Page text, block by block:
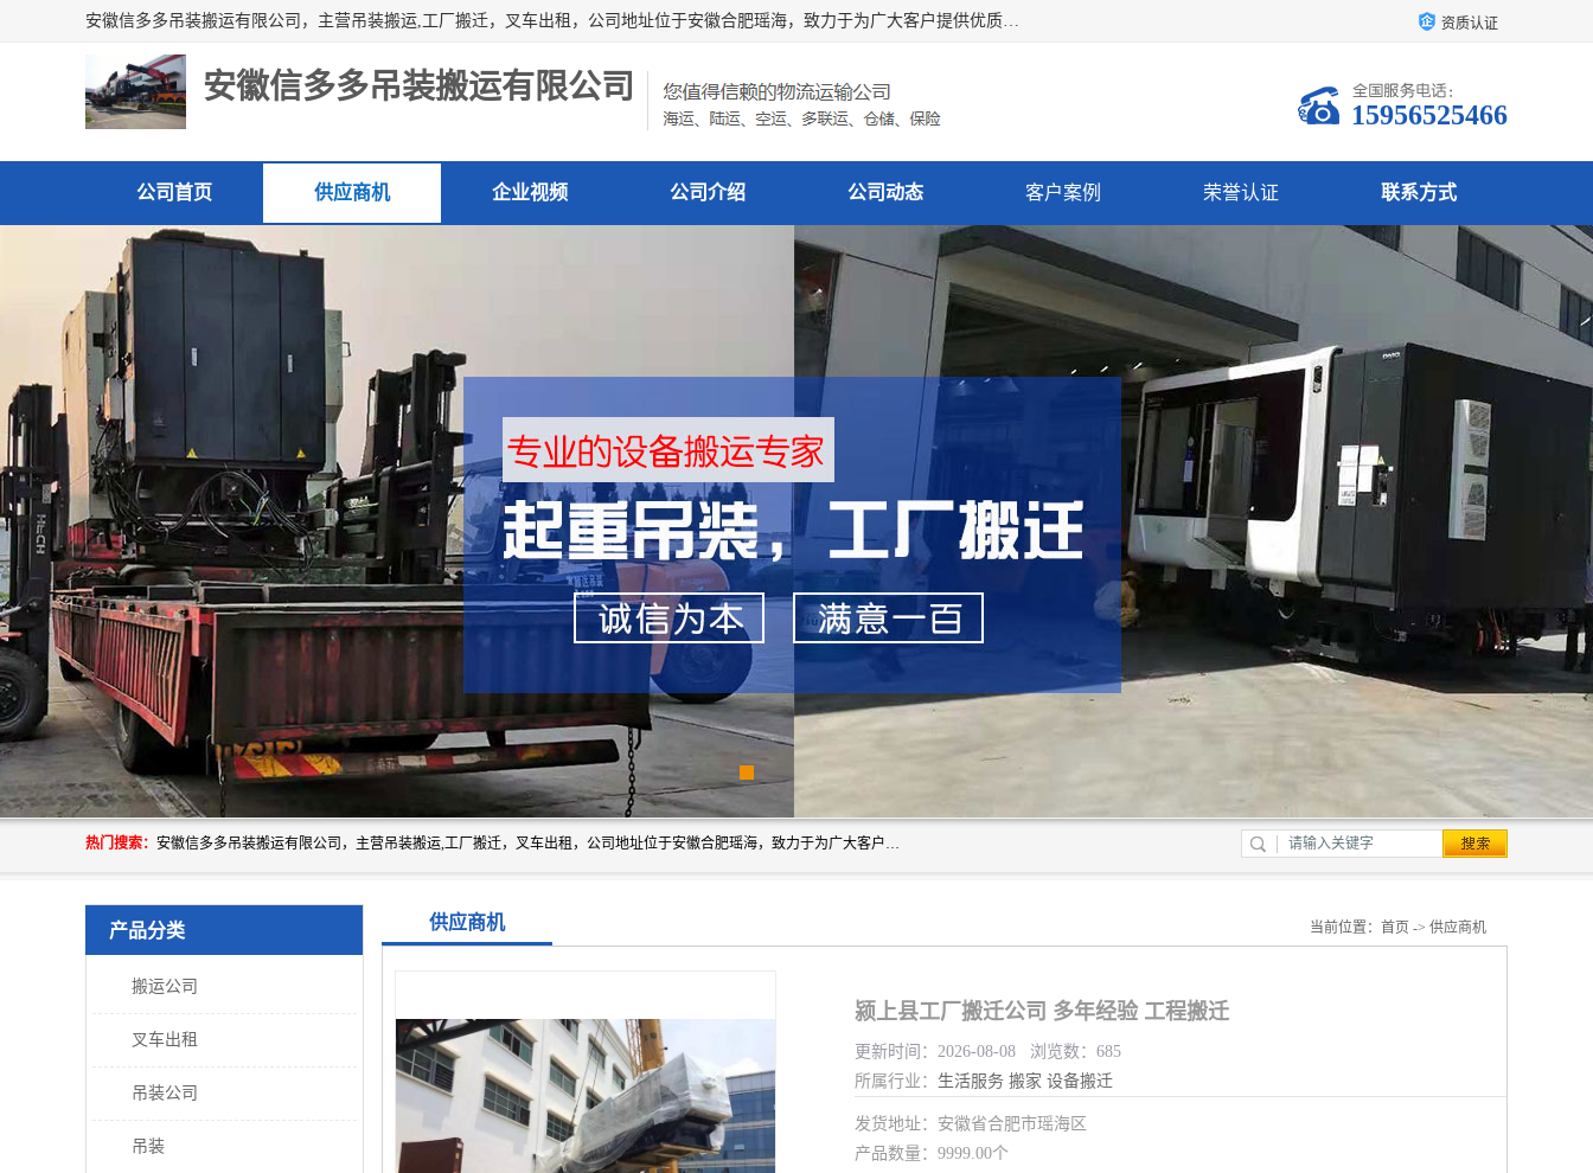
安徽信多多吊装搬运有限公司，主营吊装搬运,工厂搬迁，叉车出租，公司地址位于安徽合肥瑶海，致力于为广大客户提供优质的产品/服务，如果您对我公司的产品服务感兴趣，请联系[安徽信多多吊装搬运有限公司]，期待您的来电。 资质认证
安徽信多多吊装搬运有限公司
15956525466
公司首页 供应商机 企业视频 公司介绍 公司动态 客户案例 荣誉认证 联系方式
热门搜索： 安徽信多多吊装搬运有限公司，主营吊装搬运,工厂搬迁，叉车出租，公司地址位于安徽合肥瑶海，致力于为广大客户提供优质的产品/服务，如果您对我公司的产品服务感兴趣，请联系[安徽信多多吊装搬运有限公司]，期待您的来电。
产品分类
搬运公司
叉车出租
吊装公司
吊装
供应商机 当前位置： 首页 -> 供应商机
颍上县工厂搬迁公司 多年经验 工程搬迁
更新时间：2026-08-08 浏览数：685
所属行业： 生活服务 搬家 设备搬迁
发货地址：安徽省合肥市瑶海区
产品数量：9999.00个